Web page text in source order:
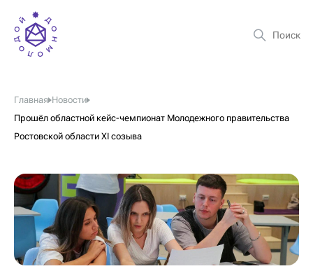
Главная Новости
Прошёл областной кейс-чемпионат Молодежного правительства
Ростовской области XI созыва